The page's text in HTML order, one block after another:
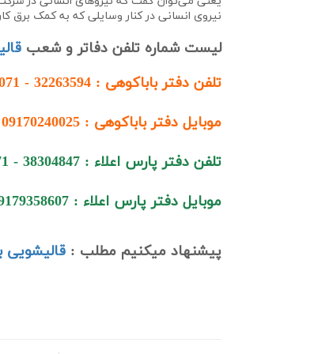
نیروی انسانی در کنار وسایلی که به کمک برق
لیست شماره تلفن دفاتر و شعب
تلفن دفتر باباکوهی : 32263594 - 071
موبایل دفتر باباکوهی : 09170240025
تلفن دفتر پارس اعلاء : 38304847 - 071
موبایل دفتر پارس اعلاء : 09179358607
پیشنهاد میکنیم مطلب : قالیشویی